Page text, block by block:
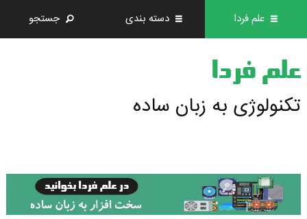
علم فردا دسته بندی جستجو
علم فردا
تکنولوژی به زبان ساده